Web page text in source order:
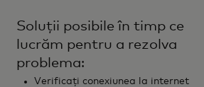
Soluții posibile în timp ce
lucrăm pentru a rezolva
problema:
Verificați conexiunea la internet